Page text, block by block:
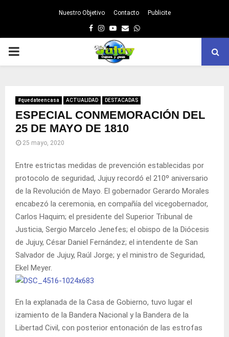
Nuestro Objetivo Contacto Publicite
Facebook
Instagram
Youtube
EmailWhatsapp
PRIMARY
#quedateencasa ACTUALIDAD DESTACADAS
ESPECIAL CONMEMORACIÓN DEL
25 DE MAYO DE 1810
25 mayo, 2020
Entre estrictas medidas de prevención establecidas por
protocolo de seguridad, Jujuy recordó el 210º aniversario
de la Revolución de Mayo. El gobernador Gerardo Morales
encabezó la ceremonia, en compañía del vicegobernador,
Carlos Haquim; el presidente del Superior Tribunal de
Justicia, Sergio Marcelo Jenefes; el obispo de la Diócesis
de Jujuy, César Daniel Fernández; el intendente de San
Salvador de Jujuy, Raúl Jorge; y el ministro de Seguridad,
Ekel Meyer.
En la explanada de la Casa de Gobierno, tuvo lugar el
izamiento de la Bandera Nacional y la Bandera de la
Libertad Civil, con posterior entonación de las estrofas